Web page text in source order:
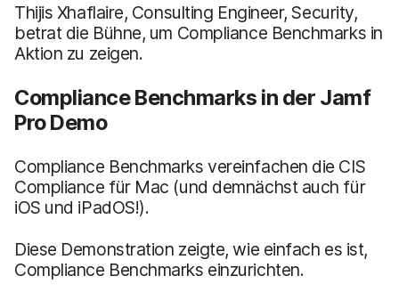
Thijis Xhaflaire, Consulting Engineer, Security,
betrat die Bühne, um Compliance Benchmarks in
Aktion zu zeigen.
Compliance Benchmarks in der Jamf
Pro Demo
Compliance Benchmarks vereinfachen die CIS
Compliance für Mac (und demnächst auch für
iOS und iPadOS!).
Diese Demonstration zeigte, wie einfach es ist,
Compliance Benchmarks einzurichten.